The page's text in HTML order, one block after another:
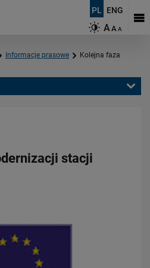
PL ENG
AAA
Informacje prasowe
Kolejna faza
stacji
Kaszubach [FOTOGALERIA]